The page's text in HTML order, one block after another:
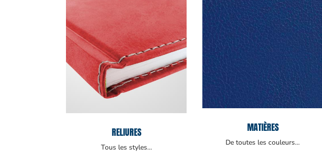
RELIURES
Tous les styles…
MATIÈRES
De toutes les couleurs…